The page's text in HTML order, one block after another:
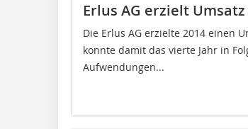
Erlus AG erzielt
Die Erlus AG erzielte 2014 einen
konnte damit das vierte Jahr in
Aufwendungen...